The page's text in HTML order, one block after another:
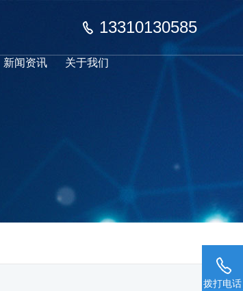
13310130585
新闻资讯 关于我们
拨打电话